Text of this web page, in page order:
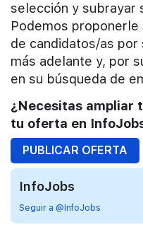
selección y subrayar
Podemos
de candidatos/as
más adelante y, por
en su búsqueda de
¿Necesitas ampliar
tu oferta en
PUBLICAR OFERTA
InfoJobs
Seguir a @InfoJobs